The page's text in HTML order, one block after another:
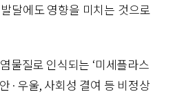
달에도 영향을 미치는 것으로
물질로 인식되는 ‘미세플라스
·우울, 사회성 결여 등 비정상